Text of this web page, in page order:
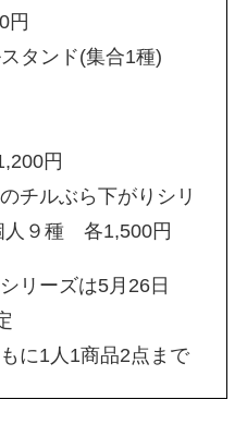
円
タンド(集合1種)
円
チルぶら下がりシリ
人９種 各1,500円
リーズは5月26日
に1人1商品2点まで